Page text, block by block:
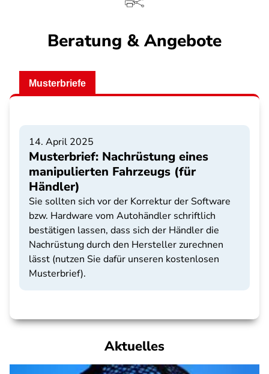
Beratung & Angebote
Musterbriefe
14. April 2025
Musterbrief: Nachrüstung eines
manipulierten Fahrzeugs (für
Händler)
Sie sollten sich vor der Korrektur der Software
bzw. Hardware vom Autohändler schriftlich
bestätigen lassen, dass sich der Händler die
Nachrüstung durch den Hersteller zurechnen
lässt (nutzen Sie dafür unseren kostenlosen
Musterbrief).
Aktuelles